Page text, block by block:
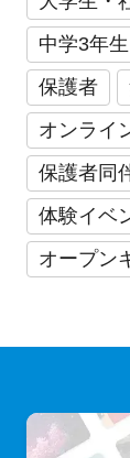
中学3年生
保護者
オンライ
保護者同
体験イベ
オープン